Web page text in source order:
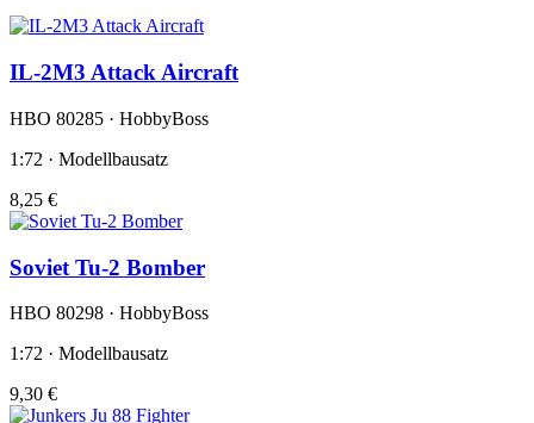
IL-2M3 Attack Aircraft
HBO 80285 · HobbyBoss
1:72 · Modellbausatz
8,25 €
Soviet Tu-2 Bomber
HBO 80298 · HobbyBoss
1:72 · Modellbausatz
9,30 €